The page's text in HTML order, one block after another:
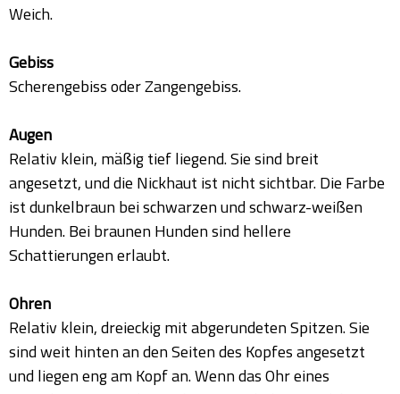
Weich.
Gebiss
Scherengebiss oder Zangengebiss.
Augen
Relativ klein, mäßig tief liegend. Sie sind breit
angesetzt, und die Nickhaut ist nicht sichtbar. Die Farbe
ist dunkelbraun bei schwarzen und schwarz-weißen
Hunden. Bei braunen Hunden sind hellere
Schattierungen erlaubt.
Ohren
Relativ klein, dreieckig mit abgerundeten Spitzen. Sie
sind weit hinten an den Seiten des Kopfes angesetzt
und liegen eng am Kopf an. Wenn das Ohr eines